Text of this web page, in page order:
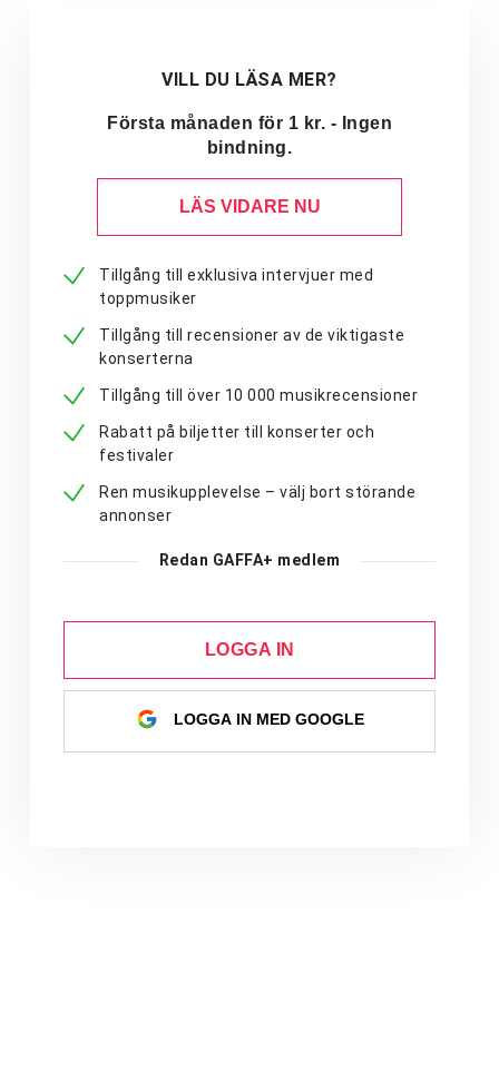
VILL DU LÄSA MER?
Första månaden för 1 kr. - Ingen
bindning.
LÄS VIDARE NU
Tillgång till exklusiva intervjuer med
toppmusiker
Tillgång till recensioner av de viktigaste
konserterna
Tillgång till över 10 000 musikrecensioner
Rabatt på biljetter till konserter och
festivaler
Ren musikupplevelse – välj bort störande
annonser
Redan GAFFA+ medlem
LOGGA IN
LOGGA IN MED GOOGLE